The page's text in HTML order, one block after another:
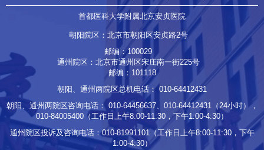
首都医科大学附属北京安贞医院
朝阳院区：北京市朝阳区安贞路2号
邮编：100029
通州院区：北京市通州区宋庄南一街225号
邮编：101118
朝阳、通州两院区总机电话： 010-64412431
朝阳、通州两院区咨询电话： 010-64456637、 010-64412431
（24小时），
010-84005400 （工作日上午8:00-11:30，下午1:00-4:30）
通州院区投诉及咨询电话：010-81991101 （工作日上午8:00-11:30，下午
1:00-4:30）